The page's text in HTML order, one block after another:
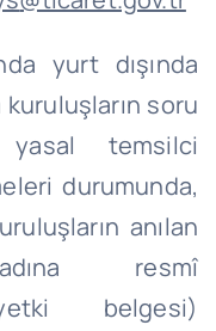
yurt dışında
soru
yasal temsilci
durumunda,
anılan
resmî
belgesi)